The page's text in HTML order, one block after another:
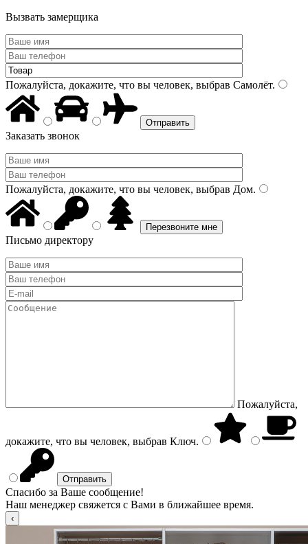
Вызвать замерщика
Пожалуйста, докажите, что вы человек, выбрав Самолёт.
Заказать звонок
Пожалуйста, докажите, что вы человек, выбрав Дом.
Письмо директору
Пожалуйста,
докажите, что вы человек, выбрав Ключ.
Спасибо за Ваше сообщение!
Наш менеджер свяжется с Вами в ближайшее время.